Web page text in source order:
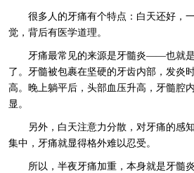
很多人的牙痛有个特点：白天还好，
觉，背后有医学道理。
牙痛最常见的来源是牙髓炎——也就
了。牙髓被包裹在坚硬的牙齿内部，发炎
高。晚上躺平后，头部血压升高，牙髓腔
显。
另外，白天注意力分散，对牙痛的感
集中，牙痛就显得格外难以忍受。
所以，半夜牙痛加重，本身就是牙髓